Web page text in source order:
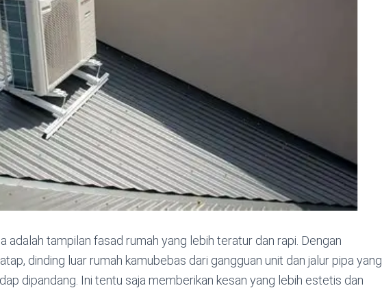
adalah tampilan fasad rumah yang lebih teratur dan rapi. Dengan
dinding luar rumah kamubebas dari gangguan unit dan jalur pipa yang
dipandang. Ini tentu saja memberikan kesan yang lebih estetis dan